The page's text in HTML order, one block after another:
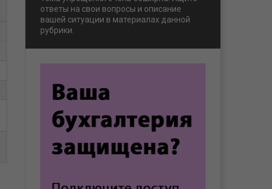
ответы на свои вопросы и описание
вашей ситуации в материалах данной
рубрики.